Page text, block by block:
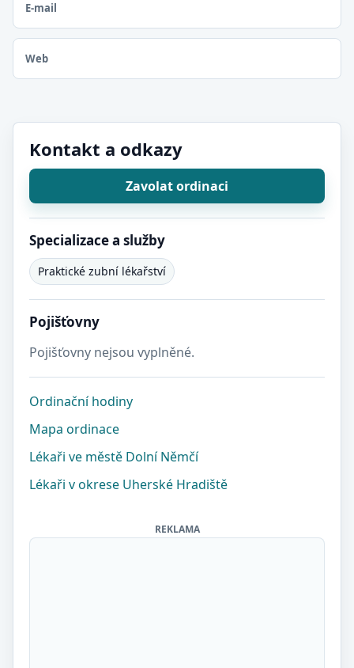
E-mail
Web
Kontakt a odkazy
Zavolat ordinaci
Specializace a služby
Praktické zubní lékařství
Pojišťovny
Pojišťovny nejsou vyplněné.
Ordinační hodiny
Mapa ordinace
Lékaři ve městě Dolní Němčí
Lékaři v okrese Uherské Hradiště
REKLAMA